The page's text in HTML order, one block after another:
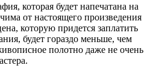
которая будет напечатана на
от настоящего произведения
которую придется заплатить
будет гораздо меньше, чем
полотно даже не очень